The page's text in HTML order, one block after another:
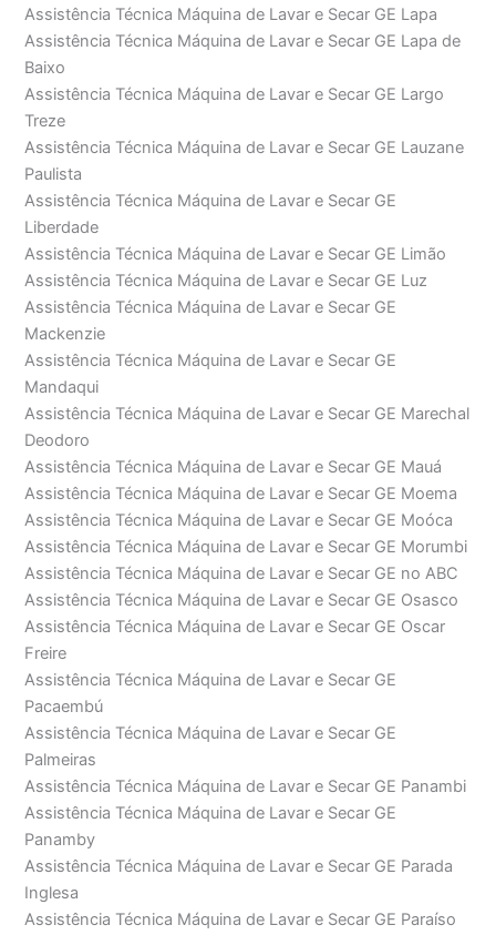
Assistência Técnica Máquina de Lavar e Secar GE Lapa
Assistência Técnica Máquina de Lavar e Secar GE Lapa de
Baixo
Assistência Técnica Máquina de Lavar e Secar GE Largo
Treze
Assistência Técnica Máquina de Lavar e Secar GE Lauzane
Paulista
Assistência Técnica Máquina de Lavar e Secar GE
Liberdade
Assistência Técnica Máquina de Lavar e Secar GE Limão
Assistência Técnica Máquina de Lavar e Secar GE Luz
Assistência Técnica Máquina de Lavar e Secar GE
Mackenzie
Assistência Técnica Máquina de Lavar e Secar GE
Mandaqui
Assistência Técnica Máquina de Lavar e Secar GE Marechal
Deodoro
Assistência Técnica Máquina de Lavar e Secar GE Mauá
Assistência Técnica Máquina de Lavar e Secar GE Moema
Assistência Técnica Máquina de Lavar e Secar GE Moóca
Assistência Técnica Máquina de Lavar e Secar GE Morumbi
Assistência Técnica Máquina de Lavar e Secar GE no ABC
Assistência Técnica Máquina de Lavar e Secar GE Osasco
Assistência Técnica Máquina de Lavar e Secar GE Oscar
Freire
Assistência Técnica Máquina de Lavar e Secar GE
Pacaembú
Assistência Técnica Máquina de Lavar e Secar GE
Palmeiras
Assistência Técnica Máquina de Lavar e Secar GE Panambi
Assistência Técnica Máquina de Lavar e Secar GE
Panamby
Assistência Técnica Máquina de Lavar e Secar GE Parada
Inglesa
Assistência Técnica Máquina de Lavar e Secar GE Paraíso